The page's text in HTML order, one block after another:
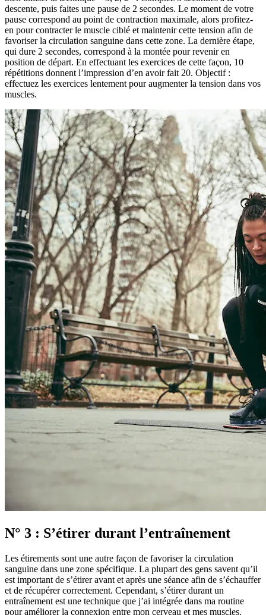
descente, puis faites une pause de 2 secondes. Le moment de votre
pause correspond au point de contraction maximale, alors profitez-
en pour contracter le muscle ciblé et maintenir cette tension afin de
favoriser la circulation sanguine dans cette zone. La dernière étape,
qui dure 2 secondes, correspond à la montée pour revenir en
position de départ. En effectuant les exercices de cette façon, 10
répétitions donnent l’impression d’en avoir fait 20. Objectif :
effectuez les exercices lentement pour augmenter la tension dans vos
muscles.
N° 3 : S’étirer durant l’entraînement
Les étirements sont une autre façon de favoriser la circulation
sanguine dans une zone spécifique. La plupart des gens savent qu’il
est important de s’étirer avant et après une séance afin de s’échauffer
et de récupérer correctement. Cependant, s’étirer durant un
entraînement est une technique que j’ai intégrée dans ma routine
pour améliorer la connexion entre mon cerveau et mes muscles.